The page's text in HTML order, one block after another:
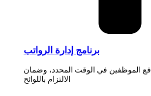
برنامج إدارة الرواتب
دفع الموظفين في الوقت المحدد، وضمان
الالتزام باللوائح